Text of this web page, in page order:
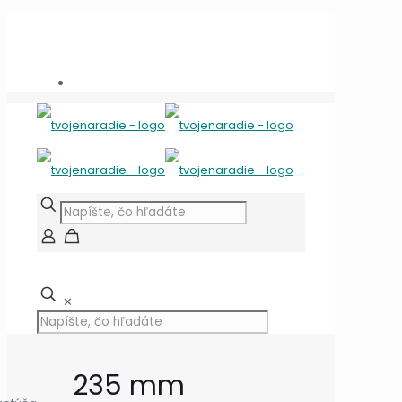
✕
235 mm